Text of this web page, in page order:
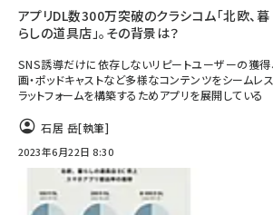
アプリDL数300万突破のクラシコム「北欧、暮
らしの道具店」。その背景は？
SNS誘導だけに依存しないリピートユーザーの獲得
画・ポッドキャストなど多様なコンテンツをシームレ
ラットフォームを構築するためアプリを展開している
石居 岳[執筆]
2023年6月22日 8:30